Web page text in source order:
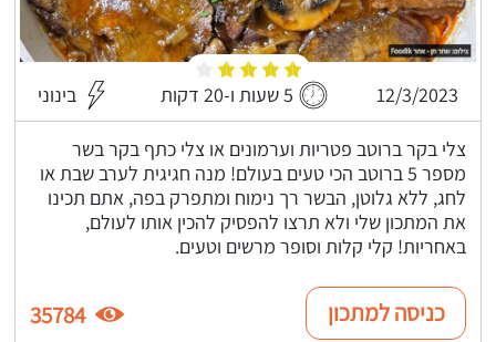
12/3/2023 5 שעות ו-20 דקות בינוני
צלי בקר ברוטב פטריות וערמונים או צלי כתף בקר בשר
מספר 5 ברוטב הכי טעים בעולם! מנה חגיגית לערב שבת או
לחג, ללא גלוטן, הבשר רך נימוח ומתפרק בפה, אתם תכינו
את המתכון שלי ולא תרצו להפסיק להכין אותו לעולם,
באחריות! קלי קלות וסופר מרשים וטעים.
כניסה למתכון 35784